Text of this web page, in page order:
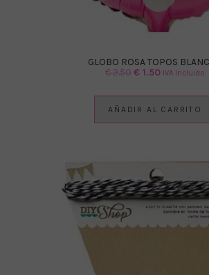
GLOBO ROSA TOPOS
€2.50El
€ 1.50ElIVA Incluido
AÑADIR AL CARRITO